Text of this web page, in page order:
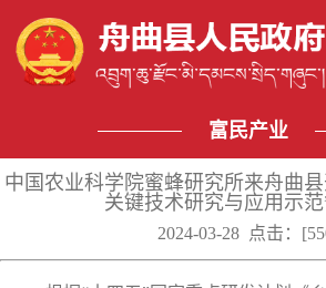
富民产业
中国农业科学院蜜蜂研究所来舟曲
关键技术研究与应用示
2024-03-28 点击：[